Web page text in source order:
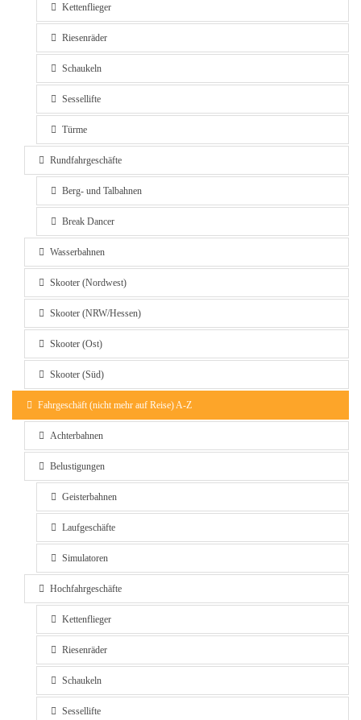
Kettenflieger
Riesenräder
Schaukeln
Sessellifte
Türme
Rundfahrgeschäfte
Berg- und Talbahnen
Break Dancer
Wasserbahnen
Skooter (Nordwest)
Skooter (NRW/Hessen)
Skooter (Ost)
Skooter (Süd)
Fahrgeschäft (nicht mehr auf Reise) A-Z
Achterbahnen
Belustigungen
Geisterbahnen
Laufgeschäfte
Simulatoren
Hochfahrgeschäfte
Kettenflieger
Riesenräder
Schaukeln
Sessellifte